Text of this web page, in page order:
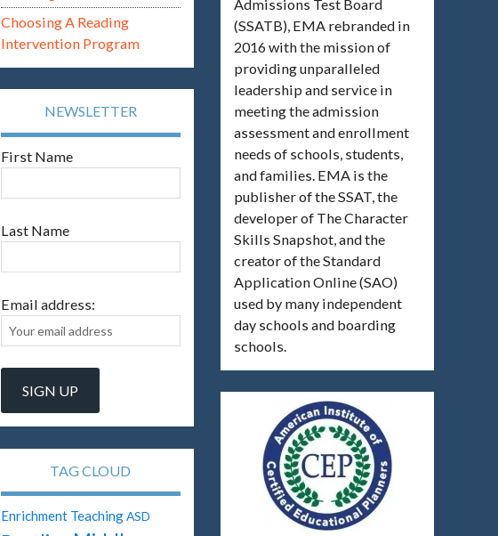
Choosing A Reading
Intervention Program
NEWSLETTER
First Name
Last Name
Email address:
TAG CLOUD
Enrichment Teaching ASD
Admissions Test Board
(SSATB), EMA rebranded in
2016 with the mission of
providing unparalleled
leadership and service in
meeting the admission
assessment and enrollment
needs of schools, students,
and families. EMA is the
publisher of the SSAT, the
developer of The Character
Skills Snapshot, and the
creator of the Standard
Application Online (SAO)
used by many independent
day schools and boarding
schools.